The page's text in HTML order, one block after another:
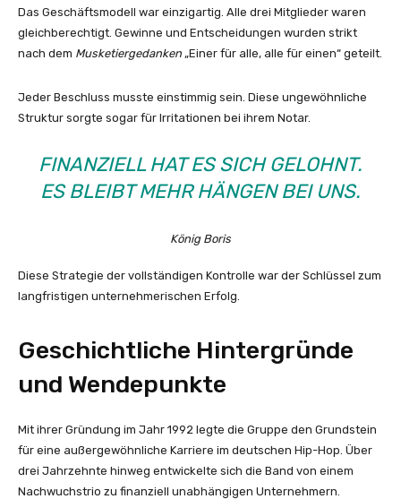
Das Geschäftsmodell war einzigartig. Alle drei Mitglieder waren
gleichberechtigt. Gewinne und Entscheidungen wurden strikt
nach dem Musketiergedanken „Einer für alle, alle für einen“ geteilt.
Jeder Beschluss musste einstimmig sein. Diese ungewöhnliche
Struktur sorgte sogar für Irritationen bei ihrem Notar.
FINANZIELL HAT ES SICH GELOHNT.
ES BLEIBT MEHR HÄNGEN BEI UNS.
König Boris
Diese Strategie der vollständigen Kontrolle war der Schlüssel zum
langfristigen unternehmerischen Erfolg.
Geschichtliche Hintergründe
und Wendepunkte
Mit ihrer Gründung im Jahr 1992 legte die Gruppe den Grundstein
für eine außergewöhnliche Karriere im deutschen Hip-Hop. Über
drei Jahrzehnte hinweg entwickelte sich die Band von einem
Nachwuchstrio zu finanziell unabhängigen Unternehmern.